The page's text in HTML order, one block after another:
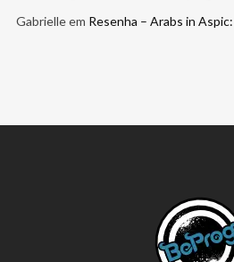
Gabrielleem Resenha – Arabs in